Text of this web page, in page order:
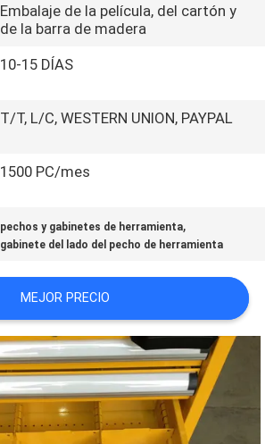
Embalaje de la película, del cartón y
de la barra de madera
10-15 DÍAS
T/T, L/C, WESTERN UNION, PAYPAL
1500 PC/mes
pechos y gabinetes de herramienta,
gabinete del lado del pecho de herramienta
MEJOR PRECIO